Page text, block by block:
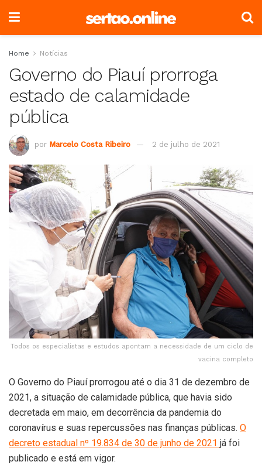
Home Notícias
Governo do Piauí prorroga
estado de calamidade
pública
por Marcelo Costa Ribeiro 2 de julho de 2021
Todos os especialistas e estudos apontam a necessidade de um ciclo de
vacina completo
O Governo do Piauí prorrogou até o dia 31 de dezembro de
2021, a situação de calamidade pública, que havia sido
decretada em maio, em decorrência da pandemia do
coronavírus e suas repercussões nas finanças públicas. O
decreto estadual nº 19.834 de 30 de junho de 2021 já foi
publicado e está em vigor.